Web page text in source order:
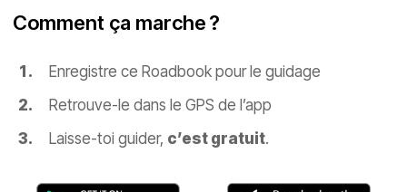
Comment ça marche ?
Enregistre ce Roadbook pour le guidage
Retrouve-le dans le GPS de l’app
Laisse-toi guider, c’est gratuit.